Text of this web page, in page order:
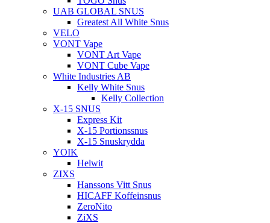
UAB GLOBAL SNUS
Greatest All White Snus
VELO
VONT Vape
VONT Art Vape
VONT Cube Vape
White Industries AB
Kelly White Snus
Kelly Collection
X-15 SNUS
Express Kit
X-15 Portionssnus
X-15 Snuskrydda
YOIK
Helwit
ZIXS
Hanssons Vitt Snus
HICAFF Koffeinsnus
ZeroNito
ZiXS